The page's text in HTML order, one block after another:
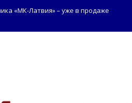
«МК-Латвия» – уже в продаже